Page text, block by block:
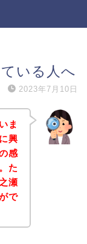
いる人へ
2023年7月10日
ま
興
感
た
瀬
で